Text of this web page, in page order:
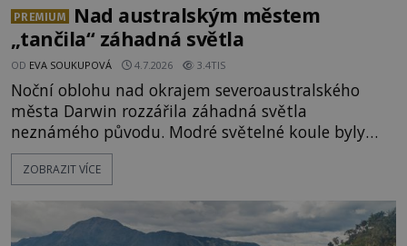
PREMIUM
Nad australským městem
„tančila“ záhadná světla
OD EVA SOUKUPOVÁ 4.7.2026 3.4TIS
Noční oblohu nad okrajem severoaustralského
města Darwin rozzářila záhadná světla
neznámého původu. Modré světelné koule byly
viditelné nejméně dvacet minut, během nichž se
opakovaně objevovaly a zase mizely. Svědek, který
mohlo jít o návštěvu ze světa duchů. Záhadný
záznam okamžitě rozpoutal deb
ZOBRAZIT VÍCE